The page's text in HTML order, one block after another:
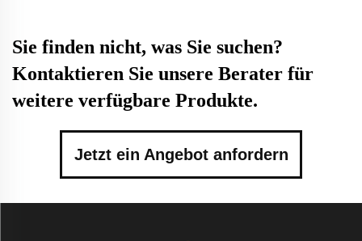
Sie finden nicht, was Sie suchen?
Kontaktieren Sie unsere Berater für
weitere verfügbare Produkte.
Jetzt ein Angebot anfordern